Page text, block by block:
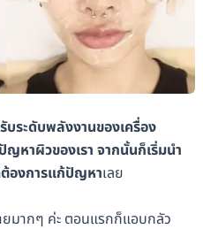
ระดับพลังงานของเครื่อง
หาผิวของเรา จากนั้นก็เริ่มนำ
องการแก้ปัญหาเลย
ยมากๆ ค่ะ ตอนแรกก็แอบกลัว